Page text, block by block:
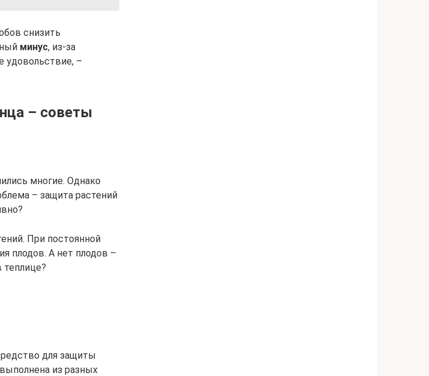
снизить
минус, из-за
удовольствие, –
– советы
многие. Однако
– защита растений
При постоянной
плодов. А нет плодов –
теплице?
для защиты
из разных